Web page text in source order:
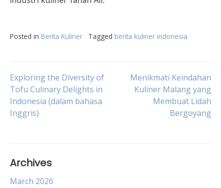
Posted in Berita Kuliner Tagged berita kuliner indonesia
Post
navigation
Exploring the Diversity of
Tofu Culinary Delights in
Indonesia (dalam bahasa
Inggris)
Menikmati Keindahan
Kuliner Malang yang
Membuat Lidah
Bergoyang
Archives
March 2026